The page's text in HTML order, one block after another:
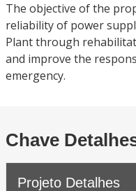
The objective of the
reliability of power
Plant through
and improve the
emergency.
Chave
Projeto Detalhes